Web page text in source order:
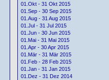
01.Okt - 31 Okt 2015
01.Sep - 30 Sep 2015
01.Aug - 31 Aug 2015
01.Jul - 31 Jul 2015
01.Jun - 30 Jun 2015
01.Mai - 31 Mai 2015
01.Apr - 30 Apr 2015
01.Mär - 31 Mär 2015
01.Feb - 28 Feb 2015
01.Jan - 31 Jan 2015
01.Dez - 31 Dez 2014